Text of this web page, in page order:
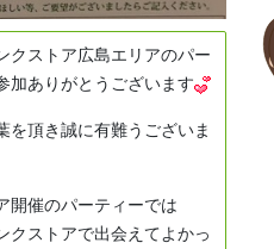
クストア広島エリアのパー
加ありがとうございます
を頂き誠に有難うございま
開催のパーティーでは
クストアで出会えてよかっ